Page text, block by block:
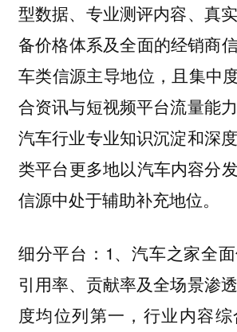
型数据、专业测评内容、真
备价格体系及全面的经销商
车类信源主导地位，且集中
合资讯与短视频平台流量能
汽车行业专业知识沉淀和深
类平台更多地以汽车内容分
信源中处于辅助补充地位。
细分平台： 1、汽车之家全
引用率、贡献率及全场景渗
度均位列第一，行业内容综